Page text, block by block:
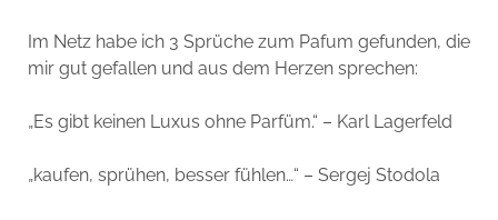
Im Netz habe ich 3 Sprüche zum Pafum gefunden, die
mir gut gefallen und aus dem Herzen sprechen:
„Es gibt keinen Luxus ohne Parfüm.“ – Karl Lagerfeld
„kaufen, sprühen, besser fühlen…“ – Sergej Stodola